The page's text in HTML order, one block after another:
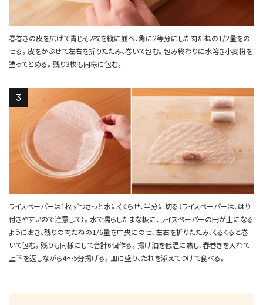
春巻きの皮を広げて青じそ2枚を縦に並べ、角に2等分にした肉だねの1/2量をの
せる。皮をかぶせて左右を折りたたみ、巻いて包む。包み終わりに水溶き小麦粉を
塗ってとめる。残り3枚も同様に包む。
ライスペーパーは1枚ずつさっと水にくぐらせ、半分に切る（ライスペーパーは、はり
付きやすいので注意して）。水で濡らしたまな板に、ライスペーパーの円が上になる
ようにおき、残りの肉だねの1/6量を中央にのせ、左右を折りたたみ、くるくると巻
いて包む。残りも同様にして合計6個作る。揚げ油を低温に熱し、春巻きを入れて
上下を返しながら4～5分揚げる。皿に盛り、たれを添えてつけて食べる。